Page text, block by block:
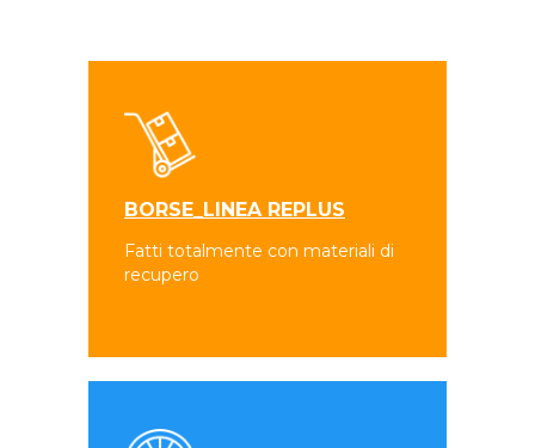
BORSE_LINEA REPLUS
Fatti totalmente con materiali di
recupero